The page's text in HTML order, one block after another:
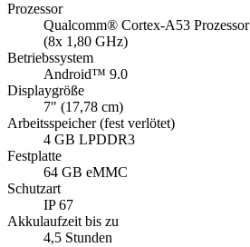
Prozessor
Qualcomm® Cortex-A53 Prozessor
(8x 1,80 GHz)
Betriebssystem
Android™ 9.0
Displaygröße
7" (17,78 cm)
Arbeitsspeicher (fest verlötet)
4 GB LPDDR3
Festplatte
64 GB eMMC
Schutzart
IP 67
Akkulaufzeit bis zu
4,5 Stunden